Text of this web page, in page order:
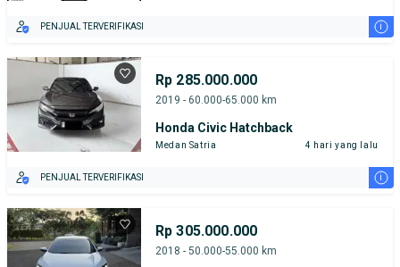
PENJUAL TERVERIFIKASI i
Rp 285.000.000
2019 - 60.000-65.000 km
Honda Civic Hatchback
Medan Satria 4 hari yang lalu
PENJUAL TERVERIFIKASI i
Rp 305.000.000
2018 - 50.000-55.000 km